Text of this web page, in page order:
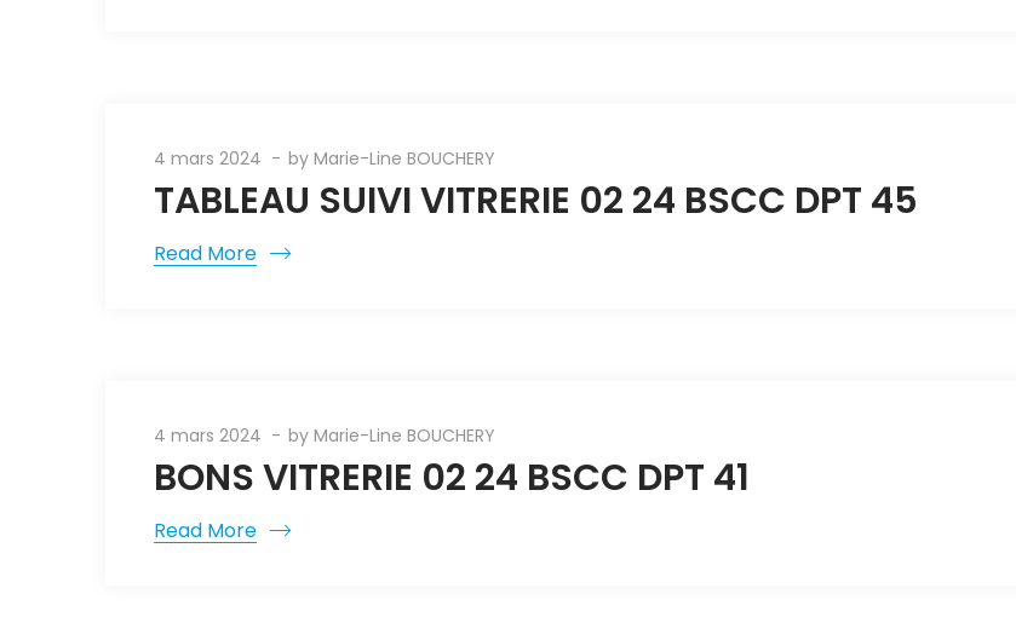
4 mars 2024 by Marie-Line BOUCHERY
TABLEAU SUIVI VITRERIE 02 24 BSCC DPT 45
Read More
4 mars 2024 by Marie-Line BOUCHERY
BONS VITRERIE 02 24 BSCC DPT 41
Read More